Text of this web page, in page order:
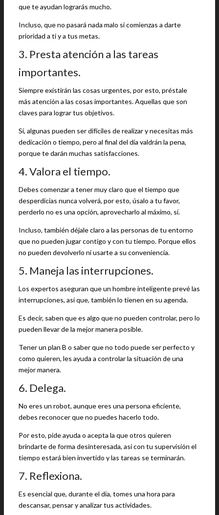
que te ayudan lograrás mucho.
Incluso, que no pasará nada malo si comienzas a darte
prioridad a ti y a tus metas.
3. Presta atención a las tareas
importantes.
Siempre existirán las cosas urgentes, por esto, préstale
más atención a las cosas importantes. Aquellas que son
claves para lograr tus objetivos.
Sí, algunas pueden ser difíciles de realizar y necesitas más
dedicación o tiempo, pero al final del día valdrán la pena,
porque te darán muchas satisfacciones.
4. Valora el tiempo.
Debes comenzar a tener muy claro que el tiempo que
desperdicias nunca volverá, por esto, úsalo a tu favor,
perderlo no es una opción, aprovecharlo al máximo, sí.
Incluso, también déjale claro a las personas de tu entorno
que no pueden jugar contigo y con tu tiempo. Porque ellos
no pueden devolverlo ni usarte a su conveniencia.
5. Maneja las interrupciones.
Los expertos aseguran que un hombre inteligente prevé las
interrupciones, así que, también lo tienen en su agenda.
Es decir, saben que es algo que no pueden controlar, pero lo
pueden llevar de la mejor manera posible.
Tener un plan B o saber que no todo puede ser perfecto y
como quieren, les ayuda a controlar la situación de una
mejor manera.
6. Delega.
No eres un robot, aunque eres una persona eficiente,
debes reconocer que no puedes hacerlo todo.
Por esto, pide ayuda o acepta la que otros quieren
brindarte de forma desinteresada, así con tu supervisión el
tiempo estará bien invertido y las tareas se terminarán.
7. Reflexiona.
Es esencial que, durante el día, tomes una hora para
descansar, pensar y analizar tus actividades.